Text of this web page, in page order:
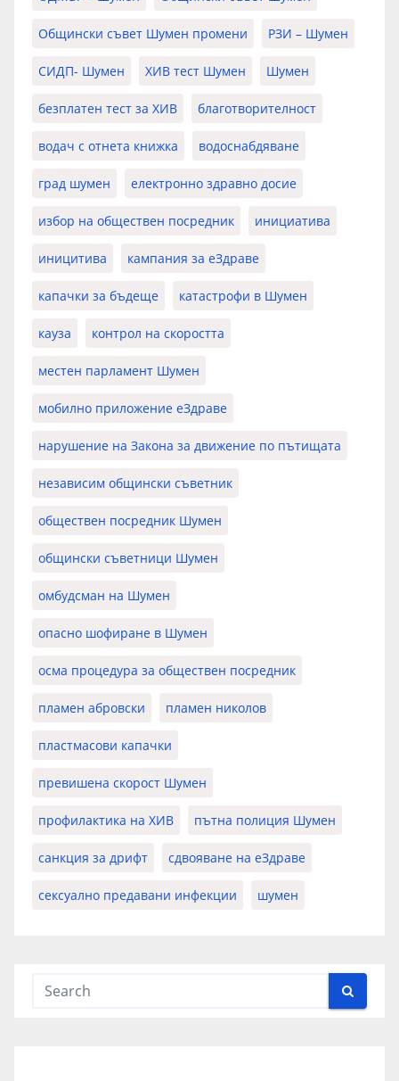
Общински съвет Шумен промени РЗИ – Шумен
СИДП- Шумен ХИВ тест Шумен Шумен
безплатен тест за ХИВ благотворителност
водач с отнета книжка водоснабдяване
град шумен електронно здравно досие
избор на обществен посредник инициатива
иницитива кампания за еЗдраве
капачки за бъдеще катастрофи в Шумен
кауза контрол на скоростта
местен парламент Шумен
мобилно приложение еЗдраве
нарушение на Закона за движение по пътищата
независим общински съветник
обществен посредник Шумен
общински съветници Шумен
омбудсман на Шумен
опасно шофиране в Шумен
осма процедура за обществен посредник
пламен абровски пламен николов
пластмасови капачки
превишена скорост Шумен
профилактика на ХИВ пътна полиция Шумен
санкция за дрифт сдвояване на еЗдраве
сексуално предавани инфекции шумен